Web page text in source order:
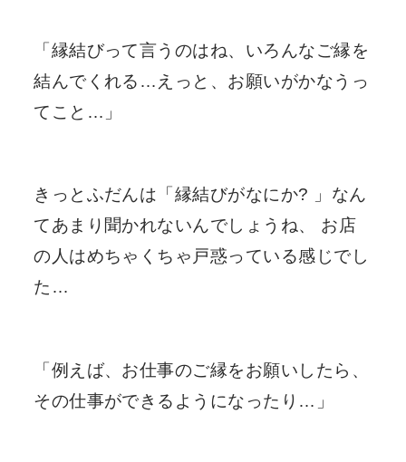
「縁結びって言うのはね、いろんなご縁を
結んでくれる…えっと、お願いがかなうっ
てこと…」
きっとふだんは「縁結びがなにか? 」なん
てあまり聞かれないんでしょうね、 お店
の人はめちゃくちゃ戸惑っている感じでし
た…
「例えば、お仕事のご縁をお願いしたら、
その仕事ができるようになったり…」